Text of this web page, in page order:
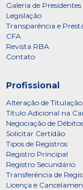
Galeria de Presidentes
Legislação
Transparência e
CFA
Revista RBA
Contato
Profissional
Alteração de Titulação
Título Adicional na
Negociação de Débitos
Solicitar Certidão
Tipos de Registros
Registro Principal
Registro Secundário
Transferência de
Licença e